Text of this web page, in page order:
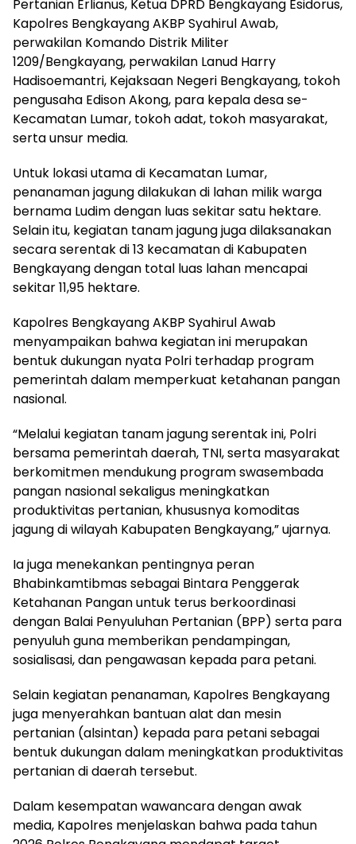
Pertanian Erlianus, Ketua DPRD Bengkayang Esidorus,
Kapolres Bengkayang AKBP Syahirul Awab,
perwakilan Komando Distrik Militer
1209/Bengkayang, perwakilan Lanud Harry
Hadisoemantri, Kejaksaan Negeri Bengkayang, tokoh
pengusaha Edison Akong, para kepala desa se-
Kecamatan Lumar, tokoh adat, tokoh masyarakat,
serta unsur media.
Untuk lokasi utama di Kecamatan Lumar,
penanaman jagung dilakukan di lahan milik warga
bernama Ludim dengan luas sekitar satu hektare.
Selain itu, kegiatan tanam jagung juga dilaksanakan
secara serentak di 13 kecamatan di Kabupaten
Bengkayang dengan total luas lahan mencapai
sekitar 11,95 hektare.
Kapolres Bengkayang AKBP Syahirul Awab
menyampaikan bahwa kegiatan ini merupakan
bentuk dukungan nyata Polri terhadap program
pemerintah dalam memperkuat ketahanan pangan
nasional.
“Melalui kegiatan tanam jagung serentak ini, Polri
bersama pemerintah daerah, TNI, serta masyarakat
berkomitmen mendukung program swasembada
pangan nasional sekaligus meningkatkan
produktivitas pertanian, khususnya komoditas
jagung di wilayah Kabupaten Bengkayang,” ujarnya.
Ia juga menekankan pentingnya peran
Bhabinkamtibmas sebagai Bintara Penggerak
Ketahanan Pangan untuk terus berkoordinasi
dengan Balai Penyuluhan Pertanian (BPP) serta para
penyuluh guna memberikan pendampingan,
sosialisasi, dan pengawasan kepada para petani.
Selain kegiatan penanaman, Kapolres Bengkayang
juga menyerahkan bantuan alat dan mesin
pertanian (alsintan) kepada para petani sebagai
bentuk dukungan dalam meningkatkan produktivitas
pertanian di daerah tersebut.
Dalam kesempatan wawancara dengan awak
media, Kapolres menjelaskan bahwa pada tahun